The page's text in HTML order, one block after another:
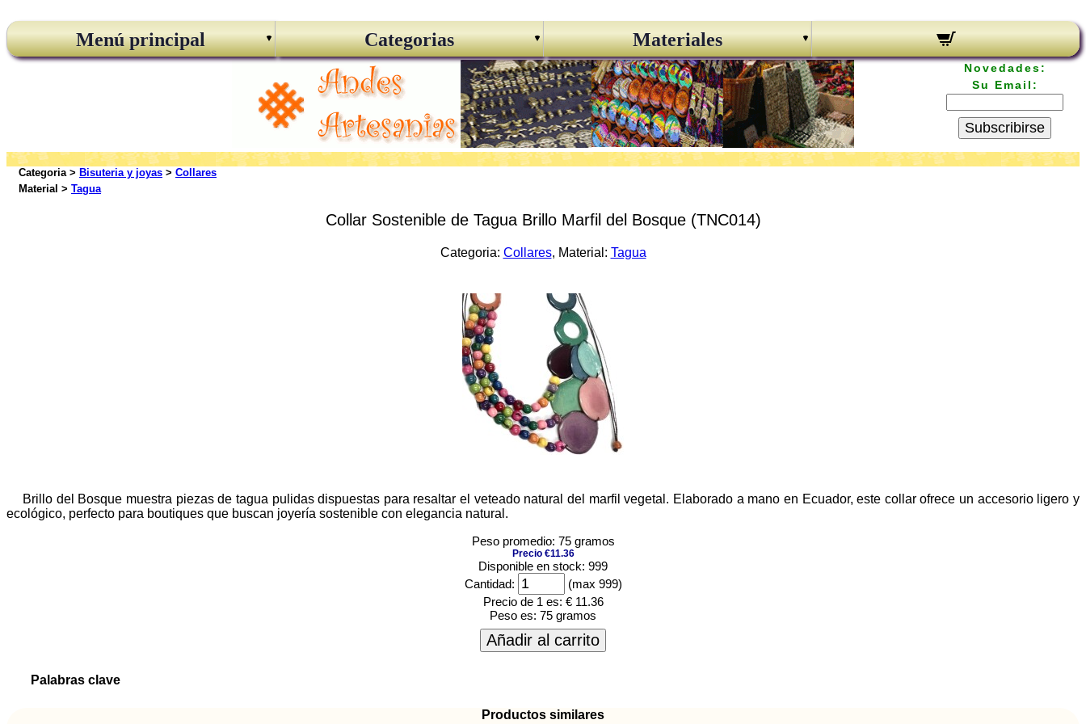
Menú principal Categorias Materiales
Novedades:
Su Email:
Subscribirse
Categoria > Bisuteria y joyas > Collares
Material > Tagua
Collar Sostenible de Tagua Brillo Marfil del Bosque (TNC014)
Categoria: Collares, Material: Tagua
Brillo del Bosque muestra piezas de tagua pulidas dispuestas para resaltar el veteado natural del marfil vegetal. Elaborado a mano en Ecuador, este collar ofrece un accesorio ligero y
ecológico, perfecto para boutiques que buscan joyería sostenible con elegancia natural.
Peso promedio: 75 gramos
Precio €11.36
Disponible en stock: 999
Cantidad:
(max 999)
Precio de 1 es: € 11.36
Peso es: 75 gramos
Añadir al carrito
Palabras clave
Productos similares